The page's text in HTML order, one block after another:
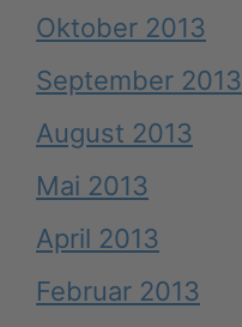
Oktober 2013
September 2013
August 2013
Mai 2013
April 2013
Februar 2013